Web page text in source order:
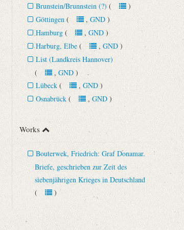
Brunstein/Brunnstein (?) ()
Göttingen (, GND)
Hamburg (, GND)
Harburg, Elbe (, GND)
List (Landkreis Hannover)
(, GND)
Lübeck (, GND)
Osnabrück (, GND)
Works
Bouterwek, Friedrich: Graf Donamar.
Briefe, geschrieben zur Zeit des
siebenjährigen Krieges in Deutschland
()